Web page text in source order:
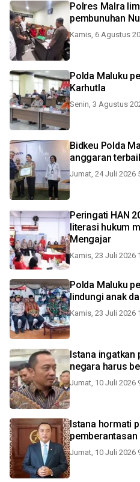
Polres Malra
pembunuhan
Kamis, 6 Agustus
Polda Maluku
Karhutla
Senin, 3 Agustus
Bidkeu Polda
anggaran
Jumat, 24 Juli 2026
Peringati HAN
literasi hukum
Mengajar
Kamis, 23 Juli 2026
Polda Maluku
lindungi anak
Kamis, 23 Juli 2026
Istana ingatkan
negara harus
Jumat, 10 Juli 2026
Istana hormati
pemberantasan
Jumat, 10 Juli 2026